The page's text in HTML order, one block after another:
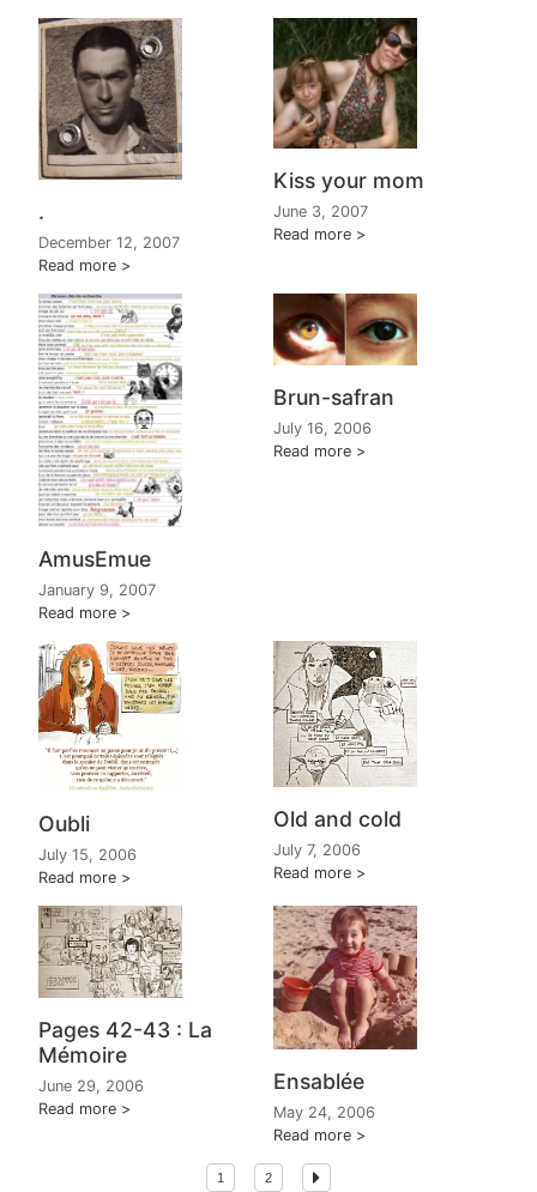
.
December 12, 2007
Read more
Kiss your mom
June 3, 2007
Read more
AmusEmue
January 9, 2007
Read more
Brun-safran
July 16, 2006
Read more
Oubli
July 15, 2006
Read more
Old and cold
July 7, 2006
Read more
Pages 42-43 : La
Mémoire
June 29, 2006
Read more
Ensablée
May 24, 2006
Read more
1 2